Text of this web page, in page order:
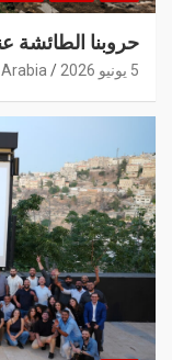
حروبنا الطائشة
5 يونيو 2026